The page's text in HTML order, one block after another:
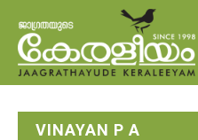
VINAYAN P A